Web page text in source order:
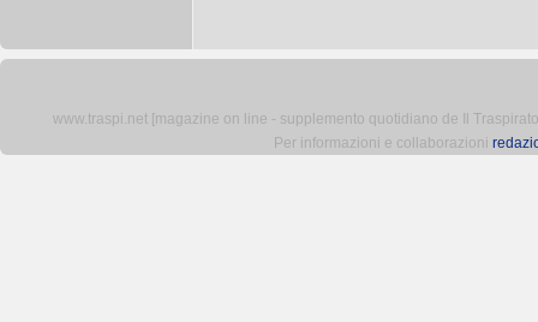
www.traspi.net [magazine on line - supplemento quotidiano de Il
Per informazioni e collaborazioni